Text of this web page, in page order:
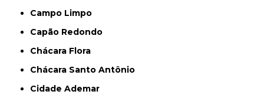
Campo Limpo
Capão Redondo
Chácara Flora
Chácara Santo Antônio
Cidade Ademar